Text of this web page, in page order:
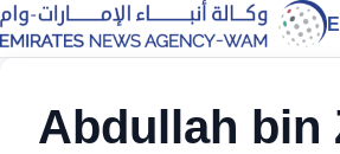
Abdullah bin